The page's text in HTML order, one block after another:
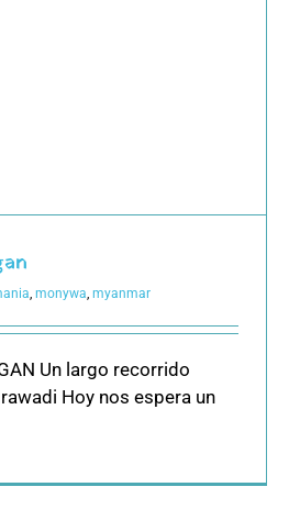
, monywa, myanmar
Un largo recorrido
Hoy nos espera un